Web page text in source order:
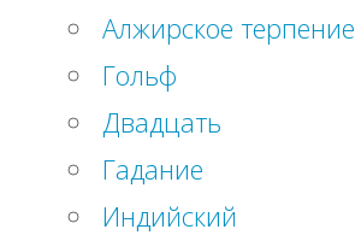
Алжирское терпение
Гольф
Двадцать
Гадание
Индийский